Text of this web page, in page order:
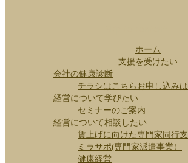
ホーム
支援を受けたい
会社の健康診断
チラシはこちらお申し込み
経営について学びたい
セミナーのご案内
経営について相談したい
賃上げに向けた専門家同行
ミラサポ(専門家派遣事業）
健康経営